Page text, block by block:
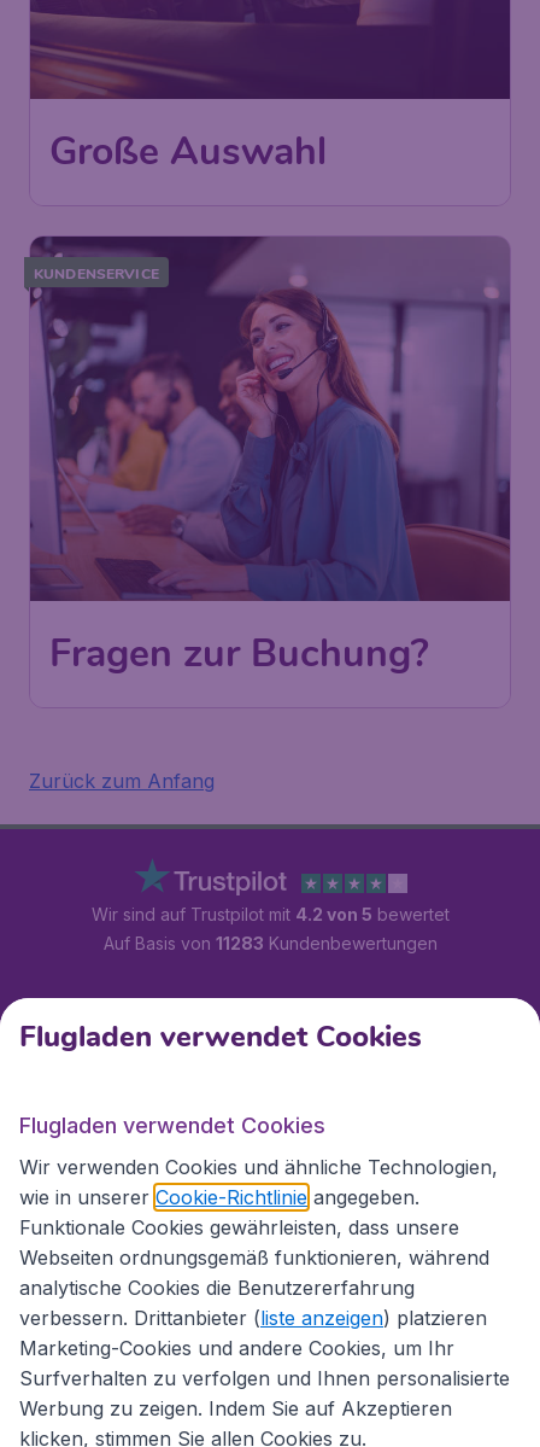
Große Auswahl
KUNDENSERVICE
Fragen zur Buchung?
Zurück zum Anfang
Wir sind auf Trustpilot mit 4.2 von 5 bewertet
Auf Basis von 11283 Kundenbewertungen
Kundenservice
Flugladen.at
Internationale Webseiten
Flugladen verwendet Cookies
Flugladen verwendet Cookies
Wir verwenden Cookies und ähnliche Technologien,
wie in unserer Cookie-Richtlinie angegeben.
Funktionale Cookies gewährleisten, dass unsere
Webseiten ordnungsgemäß funktionieren, während
analytische Cookies die Benutzererfahrung
verbessern. Drittanbieter (liste anzeigen) platzieren
Marketing-Cookies und andere Cookies, um Ihr
Surfverhalten zu verfolgen und Ihnen personalisierte
Werbung zu zeigen. Indem Sie auf Akzeptieren
klicken, stimmen Sie allen Cookies zu.